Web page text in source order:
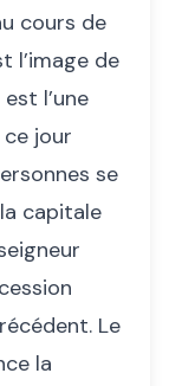
cours de
l’image de
l’une
jour
se
capitale
Le
la